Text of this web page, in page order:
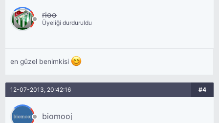
rioo
Üyeliği durduruldu
en güzel benimkisi
12-07-2013, 20:42:16 #4
biomooj